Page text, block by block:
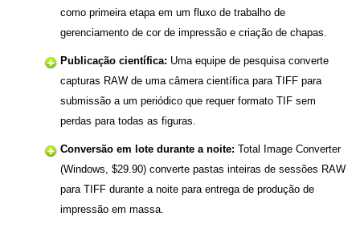
como primeira etapa em um fluxo de trabalho de
gerenciamento de cor de impressão e criação de chapas.
Publicação científica: Uma equipe de pesquisa converte
capturas RAW de uma câmera científica para TIFF para
submissão a um periódico que requer formato TIF sem
perdas para todas as figuras.
Conversão em lote durante a noite: Total Image Converter
(Windows, $29.90) converte pastas inteiras de sessões RAW
para TIFF durante a noite para entrega de produção de
impressão em massa.